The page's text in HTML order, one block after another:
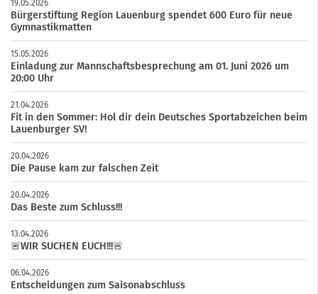
19.05.2026
Bürgerstiftung Region Lauenburg spendet 600 Euro für neue
Gymnastikmatten
15.05.2026
Einladung zur Mannschaftsbesprechung am 01. Juni 2026 um
20:00 Uhr
21.04.2026
Fit in den Sommer: Hol dir dein Deutsches Sportabzeichen beim
Lauenburger SV!
20.04.2026
Die Pause kam zur falschen Zeit
20.04.2026
Das Beste zum Schluss!!!
13.04.2026
🚨WIR SUCHEN EUCH!!!🚨
06.04.2026
Entscheidungen zum Saisonabschluss